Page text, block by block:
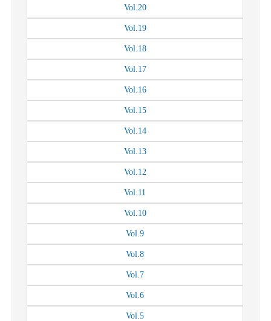
Vol.20
Vol.19
Vol.18
Vol.17
Vol.16
Vol.15
Vol.14
Vol.13
Vol.12
Vol.11
Vol.10
Vol.9
Vol.8
Vol.7
Vol.6
Vol.5